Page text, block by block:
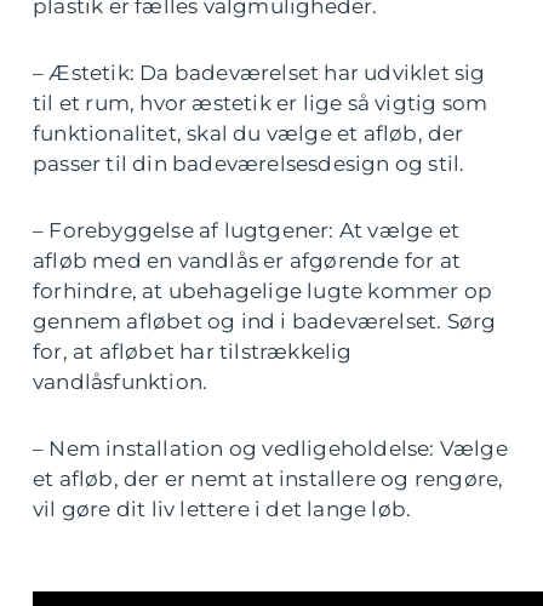
plastik er fælles valgmuligheder.
– Æstetik: Da badeværelset har udviklet sig
til et rum, hvor æstetik er lige så vigtig som
funktionalitet, skal du vælge et afløb, der
passer til din badeværelsesdesign og stil.
– Forebyggelse af lugtgener: At vælge et
afløb med en vandlås er afgørende for at
forhindre, at ubehagelige lugte kommer op
gennem afløbet og ind i badeværelset. Sørg
for, at afløbet har tilstrækkelig
vandlåsfunktion.
– Nem installation og vedligeholdelse: Vælge
et afløb, der er nemt at installere og rengøre,
vil gøre dit liv lettere i det lange løb.